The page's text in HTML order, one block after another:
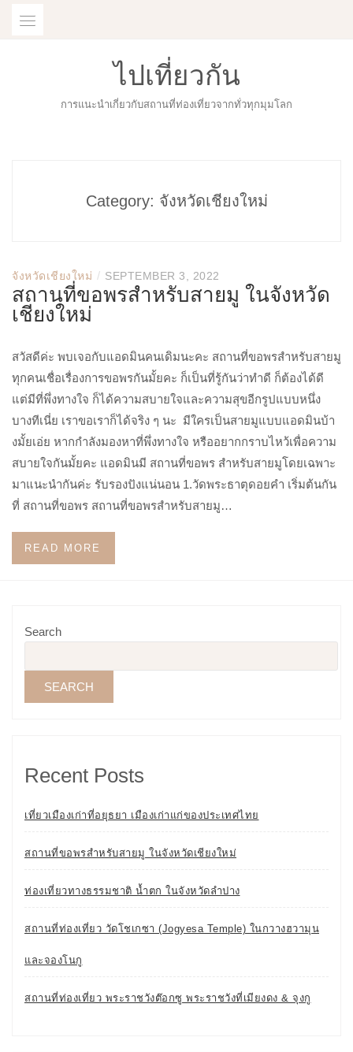
ไปเที่ยวกัน
การแนะนำเกี่ยวกับสถานที่ท่องเที่ยวจากทั่วทุกมุมโลก
Category: จังหวัดเชียงใหม่
จังหวัดเชียงใหม่ / SEPTEMBER 3, 2022
สถานที่ขอพรสำหรับสายมู ในจังหวัด
เชียงใหม่
สวัสดีค่ะ พบเจอกับแอดมินคนเดิมนะคะ สถานที่ขอพรสำหรับสายมู
ทุกคนเชื่อเรื่องการขอพรกันมั้ยคะ ก็เป็นที่รู้กันว่าทำดี ก็ต้องได้ดี
แต่มีที่พึ่งทางใจ ก็ได้ความสบายใจและความสุขอีกรูปแบบหนึ่ง
บางทีเนี่ย เราขอเราก็ได้จริง ๆ นะ มีใครเป็นสายมูแบบแอดมินบ้า
งมั้ยเอ่ย หากกำลังมองหาที่พึ่งทางใจ หรืออยากกราบไหว้เพื่อความ
สบายใจกันมั้ยคะ แอดมินมี สถานที่ขอพร สำหรับสายมูโดยเฉพาะ
มาแนะนำกันค่ะ รับรองปังแน่นอน 1.วัดพระธาตุดอยคำ เริ่มต้นกัน
ที่ สถานที่ขอพร สถานที่ขอพรสำหรับสายมู…
READ MORE
Search
SEARCH
Recent Posts
เที่ยวเมืองเก่าที่อยุธยา เมืองเก่าแก่ของประเทศไทย
สถานที่ขอพรสำหรับสายมู ในจังหวัดเชียงใหม่
ท่องเที่ยวทางธรรมชาติ น้ำตก ในจังหวัดลำปาง
สถานที่ท่องเที่ยว วัดโชเกซา (Jogyesa Temple) ในกวางฮวามุน
และจองโนกู
สถานที่ท่องเที่ยว พระราชวังต๊อกซู พระราชวังที่เมียงดง & จุงกู